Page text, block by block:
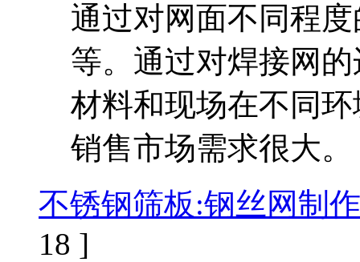
通过对网面不同程
等。通过对焊接网
材料和现场在不同
销售市场需求很大。
不锈钢筛板:钢丝网制
18 ]